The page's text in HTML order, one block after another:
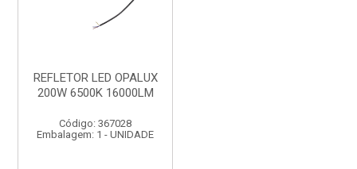
REFLETOR LED OPALUX
200W 6500K 16000LM
Código: 367028
Embalagem: 1 - UNIDADE